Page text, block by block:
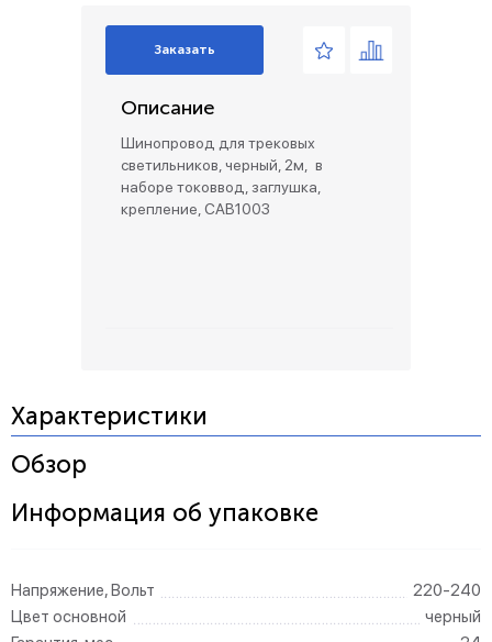
Заказать
Описание
Шинопровод для трековых
светильников, черный, 2м, в
наборе токоввод, заглушка,
крепление, CAB1003
Характеристики
Обзор
Информация об упаковке
Напряжение, Вольт
220-240
Цвет основной
черный